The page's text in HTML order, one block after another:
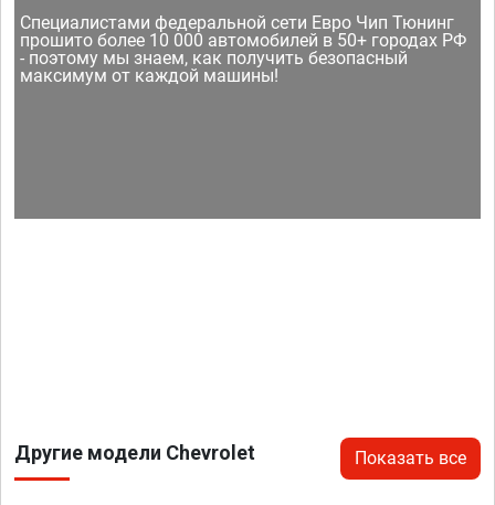
Специалистами федеральной сети Евро Чип Тюнинг
прошито более 10 000 автомобилей в 50+ городах РФ
- поэтому мы знаем, как получить безопасный
максимум от каждой машины!
Другие модели Chevrolet Показать все